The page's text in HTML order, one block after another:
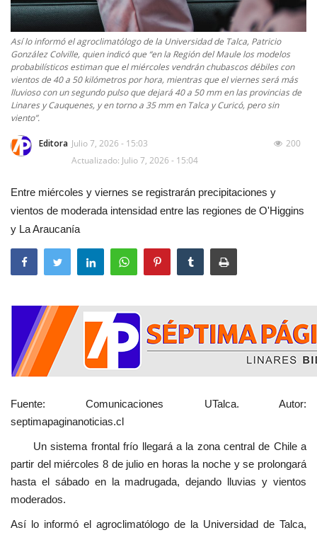
Así lo informó el agroclimatólogo de la Universidad de Talca, Patricio
González Colville, quien indicó que “en la Región del Maule los modelos
probabilísticos estiman que el miércoles vendrán chubascos débiles con
vientos de 40 a 50 kilómetros por hora, mientras que el viernes será más
lluvioso con un segundo pulso que dejará 40 a 50 mm en las provincias de
Linares y Cauquenes, y en torno a 35 mm en Talca y Curicó, pero sin
viento”.
Editora Julio 7, 2026 - 15:03
Actualizado: Julio 7, 2026 - 15:04
200
Entre miércoles y viernes se registrarán precipitaciones y
vientos de moderada intensidad entre las regiones de O'Higgins
y La Araucanía
Fuente: Comunicaciones UTalca. Autor:
septimapaginanoticias.cl
Un sistema frontal frío llegará a la zona central de Chile a
partir del miércoles 8 de julio en horas la noche y se prolongará
hasta el sábado en la madrugada, dejando lluvias y vientos
moderados.
Así lo informó el agroclimatólogo de la Universidad de Talca,